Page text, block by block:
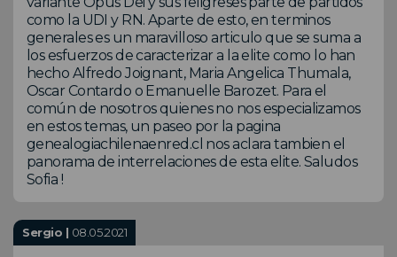
como la UDI y RN. Aparte de esto, en terminos
generales es un maravilloso articulo que se suma a
los esfuerzos de caracterizar a la elite como lo han
hecho Alfredo Joignant, Maria Angelica Thumala,
Oscar Contardo o Emanuelle Barozet. Para el
común de nosotros quienes no nos especializamos
en estos temas, un paseo por la pagina
genealogiachilenaenred.cl nos aclara tambien el
panorama de interrelaciones de esta elite. Saludos
Sofia !
Sergio | 08.05.2021